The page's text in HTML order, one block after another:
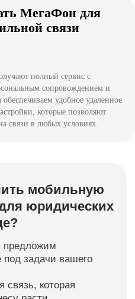
МегаФон для
связи
полный сервис с
сопровождением и
удобное удаленное
которые позволяют
связи в любых условиях.